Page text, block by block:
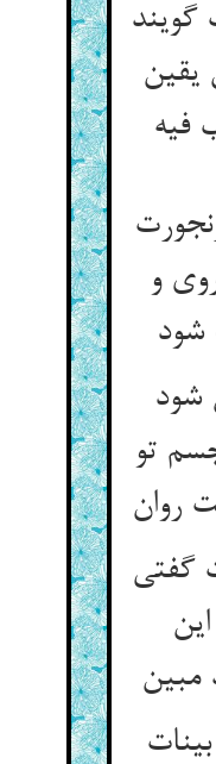
فیه‏
و
شود
تو
روان‏
گفتی
مبین‏